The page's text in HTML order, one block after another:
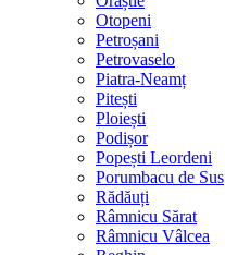
Otopeni
Petroșani
Petrovaselo
Piatra-Neamț
Pitești
Ploiești
Podișor
Popești Leordeni
Porumbacu de Sus
Rădăuți
Râmnicu Sărat
Râmnicu Vâlcea